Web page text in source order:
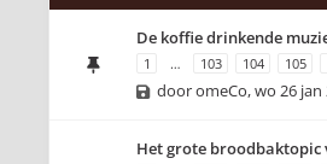
De koffie drinkende
1 … 103 104 105
dooromeCo,wo 26 jan
Het grote